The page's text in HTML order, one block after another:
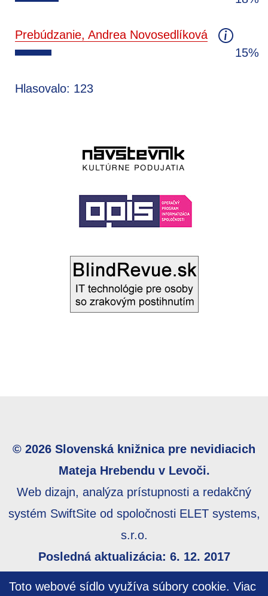
Toto webové sídlo využíva súbory cookie. Viac
Prebúdzanie, Andrea Novosedlíková
15%
Hlasovalo: 123
© 2026 Slovenská knižnica pre nevidiacich
Mateja Hrebendu v Levoči.
Web dizajn, analýza prístupnosti a redakčný
systém SwiftSite od spoločnosti ELET systems,
s.r.o.
Posledná aktualizácia: 6. 12. 2017